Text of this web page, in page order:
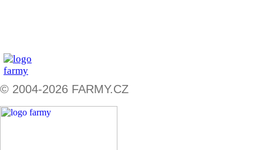
© 2004-2026 FARMY.CZ